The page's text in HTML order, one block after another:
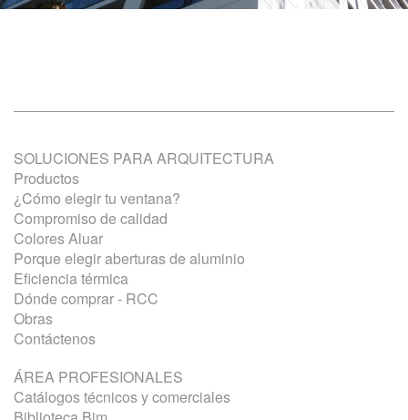
SOLUCIONES PARA ARQUITECTURA
Productos
¿Cómo elegir tu ventana?
Compromiso de calidad
Colores Aluar
Porque elegir aberturas de aluminio
Eficiencia térmica
Dónde comprar - RCC
Obras
Contáctenos
ÁREA PROFESIONALES
Catálogos técnicos y comerciales